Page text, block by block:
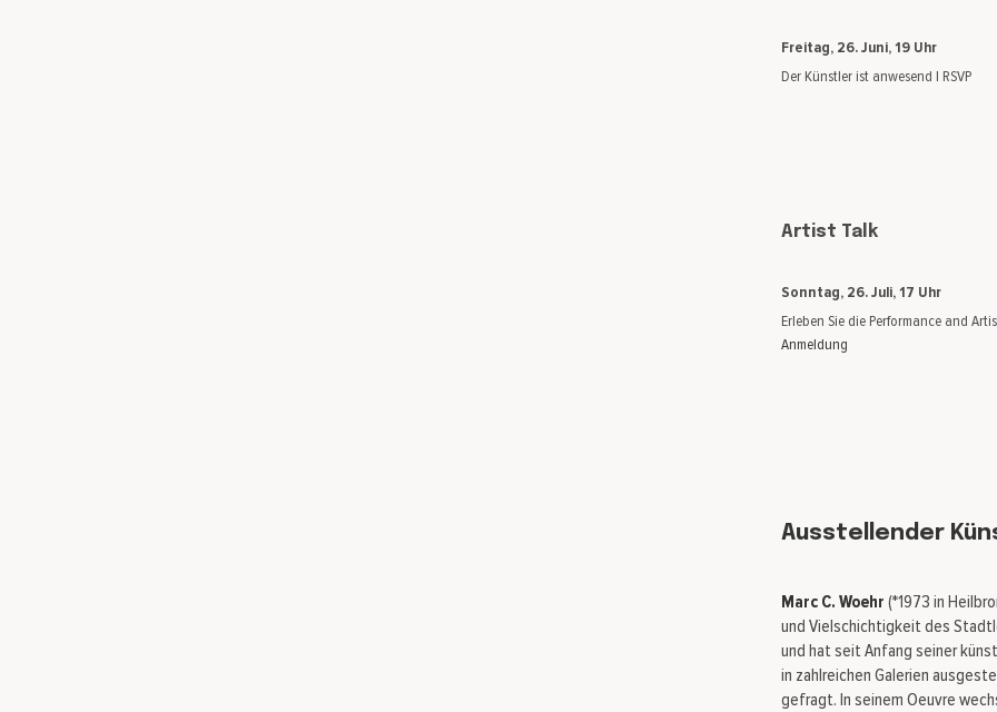
Freitag, 26. Juni, 19 Uhr
Der Künstler ist anwesend | RSVP
Artist Talk
Sonntag, 26. Juli, 17 Uhr
Erleben Sie die Performance and
Anmeldung
Ausstellender
Marc C. Woehr (*1973 in
und Vielschichtigkeit des
und hat seit Anfang seiner
in zahlreichen Galerien
gefragt. In seinem Oeuvre